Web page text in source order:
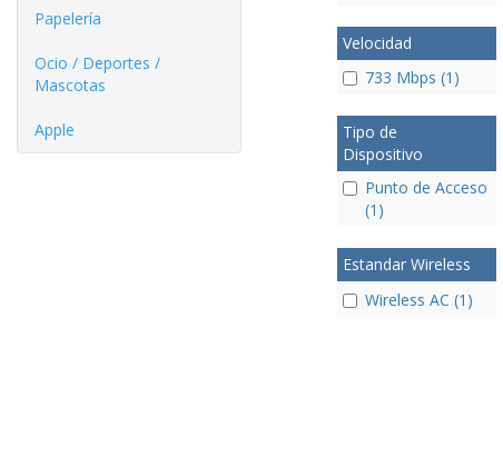
Papelería
Ocio / Deportes /
Mascotas
Apple
Velocidad
733 Mbps (1)
Tipo de
Dispositivo
Punto de Acceso
(1)
Estandar Wireless
Wireless AC (1)